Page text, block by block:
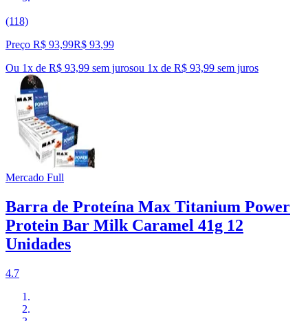
(118)
Preço R$ 93,99R$ 93,99
Ou 1x de R$ 93,99 sem jurosou 1x de R$ 93,99 sem juros
Mercado Full
Barra de Proteína Max Titanium Power
Protein Bar Milk Caramel 41g 12
Unidades
4.7